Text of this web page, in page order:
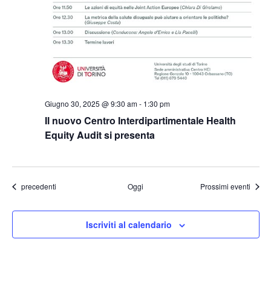
Il nuovo Centro Interdipartimentale Health
Equity Audit si presenta
Giugno 30, 2025 @ 9:30 am- 1:30 pm
Eventi
precedenti Oggi Prossimi eventi
Iscriviti al calendario